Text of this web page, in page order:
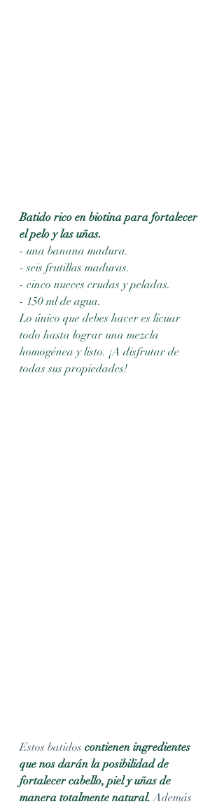
Batido rico en biotina para fortalecer
el pelo y las uñas.
- una banana madura.
- seis frutillas maduras.
- cinco nueces crudas y peladas.
- 150 ml de agua.
Lo único que debes hacer es licuar
todo hasta lograr una mezcla
homogénea y listo. ¡A disfrutar de
todas sus propiedades!
Estos batidos contienen ingredientes
que nos darán la posibilidad de
fortalecer cabello, piel y uñas de
manera totalmente natural. Además